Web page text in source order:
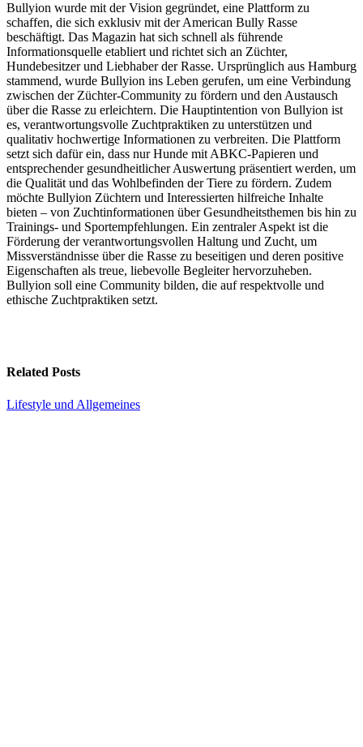
Bullyion wurde mit der Vision gegründet, eine Plattform zu
schaffen, die sich exklusiv mit der American Bully Rasse
beschäftigt. Das Magazin hat sich schnell als führende
Informationsquelle etabliert und richtet sich an Züchter,
Hundebesitzer und Liebhaber der Rasse. Ursprünglich aus Hamburg
stammend, wurde Bullyion ins Leben gerufen, um eine Verbindung
zwischen der Züchter-Community zu fördern und den Austausch
über die Rasse zu erleichtern. Die Hauptintention von Bullyion ist
es, verantwortungsvolle Zuchtpraktiken zu unterstützen und
qualitativ hochwertige Informationen zu verbreiten. Die Plattform
setzt sich dafür ein, dass nur Hunde mit ABKC-Papieren und
entsprechender gesundheitlicher Auswertung präsentiert werden, um
die Qualität und das Wohlbefinden der Tiere zu fördern. Zudem
möchte Bullyion Züchtern und Interessierten hilfreiche Inhalte
bieten – von Zuchtinformationen über Gesundheitsthemen bis hin zu
Trainings- und Sportempfehlungen. Ein zentraler Aspekt ist die
Förderung der verantwortungsvollen Haltung und Zucht, um
Missverständnisse über die Rasse zu beseitigen und deren positive
Eigenschaften als treue, liebevolle Begleiter hervorzuheben.
Bullyion soll eine Community bilden, die auf respektvolle und
ethische Zuchtpraktiken setzt.
Related Posts
Lifestyle und Allgemeines